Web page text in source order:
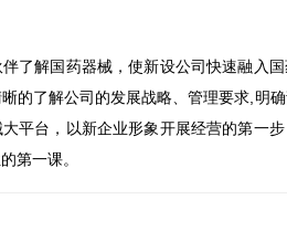
了解国药器械，使新设公司快速融入
的了解公司的发展战略、管理要求,明
平台，以新企业形象开展经营的第一
第一课。